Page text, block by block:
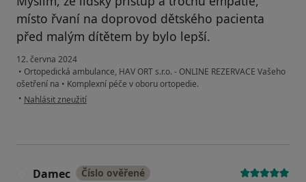
místo řvaní na doprovod dětského pacienta
před malým dítětem by bylo lepší.
12. června 2024
• Ortopedická ambulance, HAV ORT s.r.o. - ONLINE REZERVACE Vašeho
ošetření na • Komplexní péče v oboru ortopedie.
• podle názoru uživatele Teta
Nahlásit zneužití
Damec Číslo ověřené